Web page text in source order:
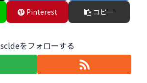
Pinterest コピー
scldeをフォローする